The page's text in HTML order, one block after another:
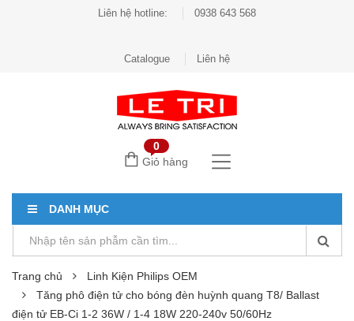
Liên hệ hotline: 0938 643 568
Catalogue Liên hệ
0
Giỏ hàng
DANH MỤC
Trang chủ
Linh Kiện Philips OEM
Tăng phô điện tử cho bóng đèn huỳnh quang T8/ Ballast
điện tử EB-Ci 1-2 36W / 1-4 18W 220-240v 50/60Hz